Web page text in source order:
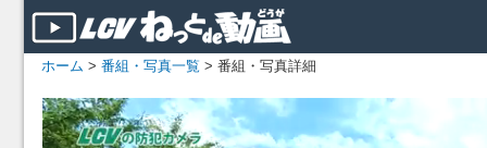
ホーム > 番組・写真一覧 > 番組・写真詳細